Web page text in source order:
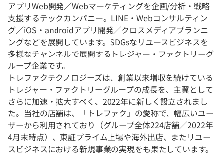
アプリWeb開発／Webマーケティングを企画/分析・戦略
支援するテックカンパニー。LINE・Webコンサルティン
グ／iOS・androidアプリ開発／クロスメディアプランニ
ングなどを展開しています。SDGsなリユースビジネスを
多様なチャンネルで展開するトレジャー・ファクトリーグ
ループ企業です。
トレファクテクノロジーズは、創業以来増収を続けている
トレジャー・ファクトリーグループの成長を、主翼として
さらに加速・拡大すべく、2022年に新しく設立されまし
た。当社の店舗は、「トレファク」の愛称で、幅広いユー
ザーから利用されており（グループ全体224店舗／2022年
4月末時点）、東証プライム上場や海外出店、またリユー
スビジネスにおける新規事業の実現をも果たしています。